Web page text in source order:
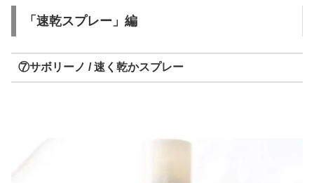
「速乾スプレー」編
⑦サボリーノ / 速く乾かスプレー